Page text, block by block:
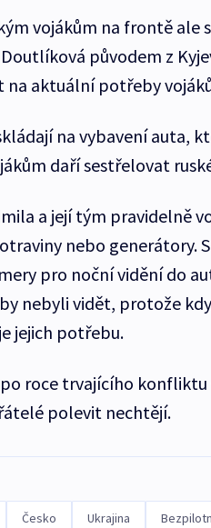
vojákům na frontě
původem z
na aktuální potřeby
na vybavení auta,
daří sestřelovat
a její tým pravidelně
nebo generátory.
pro noční vidění do
nebyli vidět, protože
jejich potřebu.
po roce trvajícího
polevit nechtějí.
Česko Ukrajina